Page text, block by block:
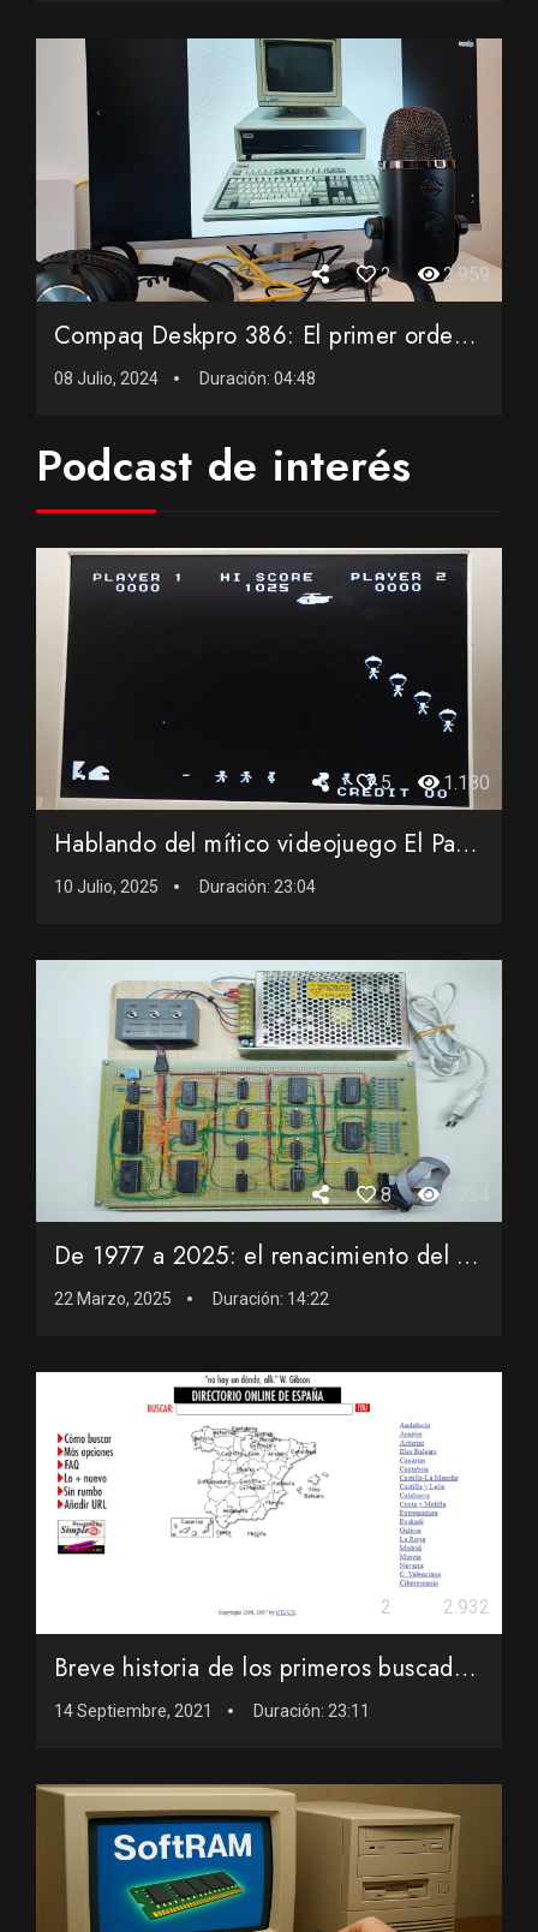
2 2.959
Compaq Deskpro 386: El primer ordenador PC con procesador de...
08 Julio, 2024 Duración: 04:48
Podcast de interés
5 1.180
Hablando del mítico videojuego El Paracaidista de 1979
10 Julio, 2025 Duración: 23:04
8
De 1977 a 2025: el renacimiento del primer videojuego españ...
22 Marzo, 2025 Duración: 14:22
2 2.932
Breve historia de los primeros buscadores web en Internet
14 Septiembre, 2021 Duración: 23:11